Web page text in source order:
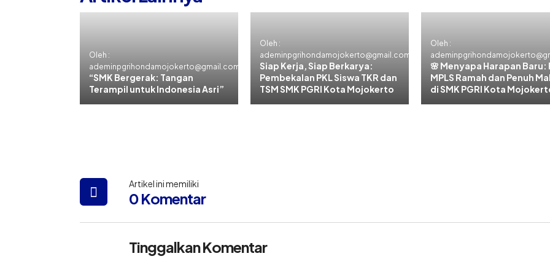
Oleh :
ademinpgrihondamojokerto@gmail.com
“SMK Bergerak: Tangan
Terampil untuk Indonesia Asri”
Oleh :
ademinpgrihondamojokerto@gmail.com
Siap Kerja, Siap Berkarya:
Pembekalan PKL Siswa TKR dan
TSM SMK PGRI Kota Mojokerto
Oleh :
🌸 Menyapa Harapan Baru:
MPLS Ramah dan Penuh
di SMK PGRI Kota
Artikel ini memiliki
0 Komentar
Tinggalkan Komentar